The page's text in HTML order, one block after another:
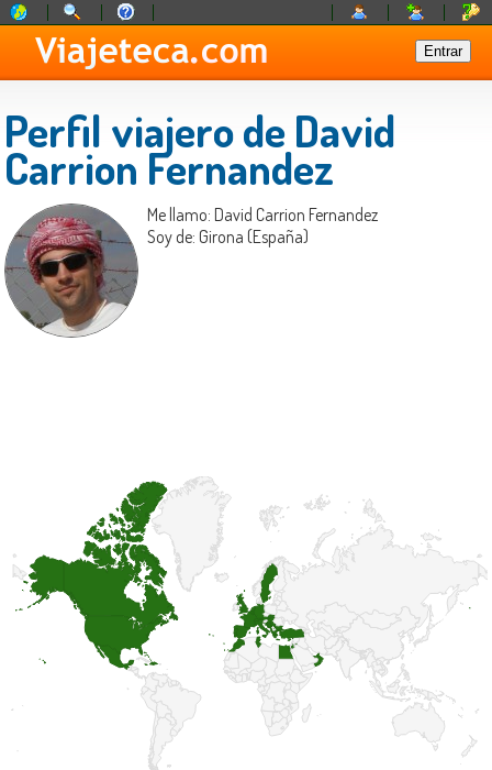
Perfil viajero de David
Carrion Fernandez
Me llamo: David Carrion Fernandez
Soy de: Girona (España)